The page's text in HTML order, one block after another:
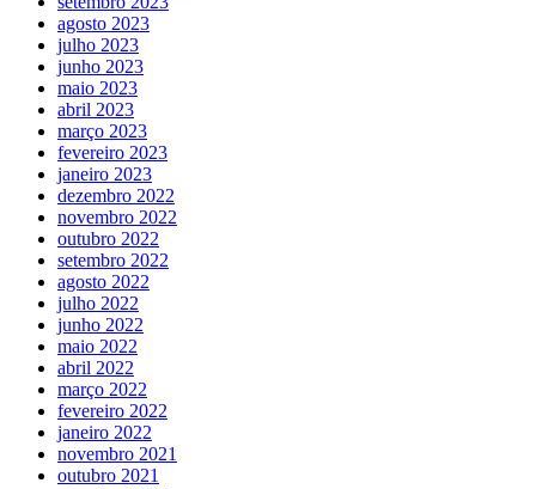
agosto 2023
julho 2023
junho 2023
maio 2023
abril 2023
março 2023
fevereiro 2023
janeiro 2023
dezembro 2022
novembro 2022
outubro 2022
setembro 2022
agosto 2022
julho 2022
junho 2022
maio 2022
abril 2022
março 2022
fevereiro 2022
janeiro 2022
novembro 2021
outubro 2021